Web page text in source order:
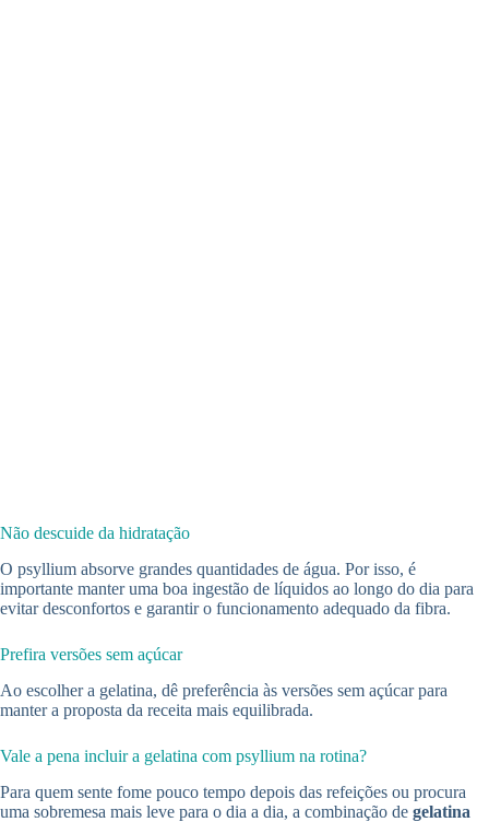
Não descuide da hidratação
O psyllium absorve grandes quantidades de água. Por isso, é
importante manter uma boa ingestão de líquidos ao longo do dia para
evitar desconfortos e garantir o funcionamento adequado da fibra.
Prefira versões sem açúcar
Ao escolher a gelatina, dê preferência às versões sem açúcar para
manter a proposta da receita mais equilibrada.
Vale a pena incluir a gelatina com psyllium na rotina?
Para quem sente fome pouco tempo depois das refeições ou procura
uma sobremesa mais leve para o dia a dia, a combinação de gelatina